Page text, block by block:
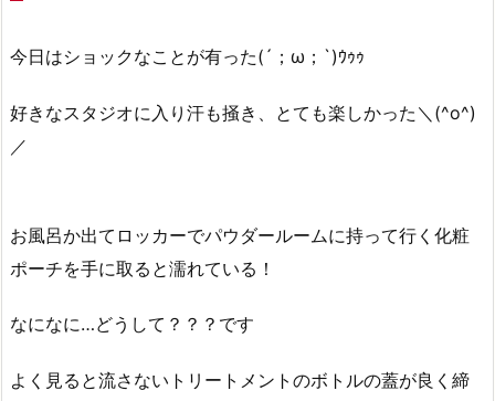
今日はショックなことが有った(´；ω；`)ｳｩｩ
好きなスタジオに入り汗も掻き、とても楽しかった＼(^o^)
／
お風呂か出てロッカーでパウダールームに持って行く化粧
ポーチを手に取ると濡れている！
なになに…どうして？？？です
よく見ると流さないトリートメントのボトルの蓋が良く締